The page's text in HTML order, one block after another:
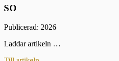
SO
Publicerad: 2026
Laddar artikeln …